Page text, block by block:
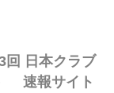
回 日本クラブ
速報サイト